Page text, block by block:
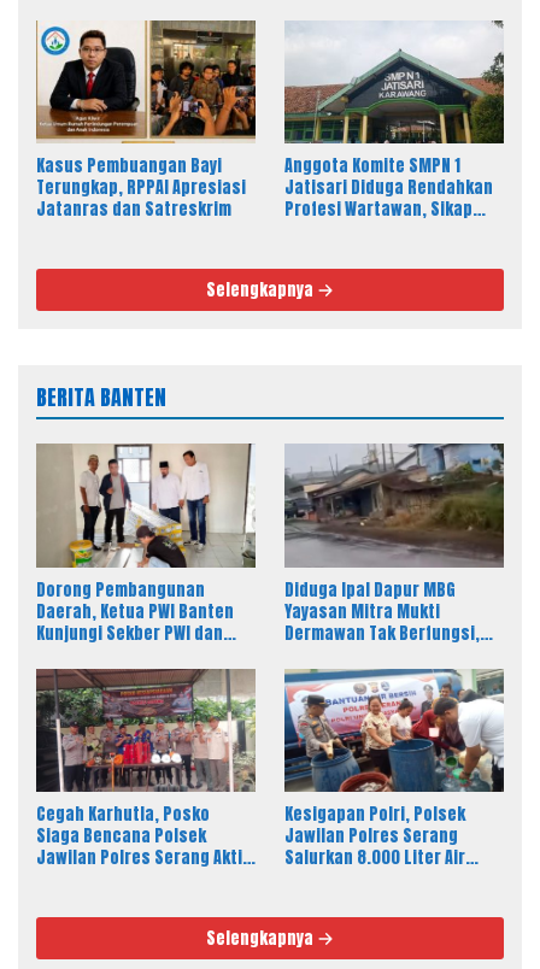
Kasus Pembuangan Bayi
Terungkap, RPPAI Apresiasi
Jatanras dan Satreskrim
Anggota Komite SMPN 1
Jatisari Diduga Rendahkan
Profesi Wartawan, Sikap
Selengkapnya
BERITA BANTEN
Dorong Pembangunan
Daerah, Ketua PWI Banten
Kunjungi Sekber PWI dan
Diduga Ipal Dapur MBG
Yayasan Mitra Mukti
Dermawan Tak Berfungsi,
Cegah Karhutla, Posko
Siaga Bencana Polsek
Jawilan Polres Serang Aktif
Kesigapan Polri, Polsek
Jawilan Polres Serang
Salurkan 8.000 Liter Air
Selengkapnya